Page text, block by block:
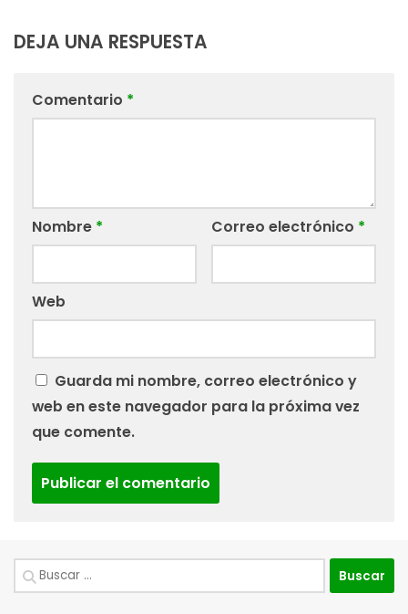
DEJA UNA RESPUESTA
Comentario *
Nombre * Correo electrónico *
Web
Guarda mi nombre, correo electrónico y
web en este navegador para la próxima vez
que comente.
Buscar: